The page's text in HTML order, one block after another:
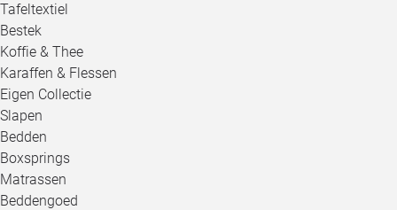
Tafeltextiel
Bestek
Koffie & Thee
Karaffen & Flessen
Eigen Collectie
Slapen
Bedden
Boxsprings
Matrassen
Beddengoed